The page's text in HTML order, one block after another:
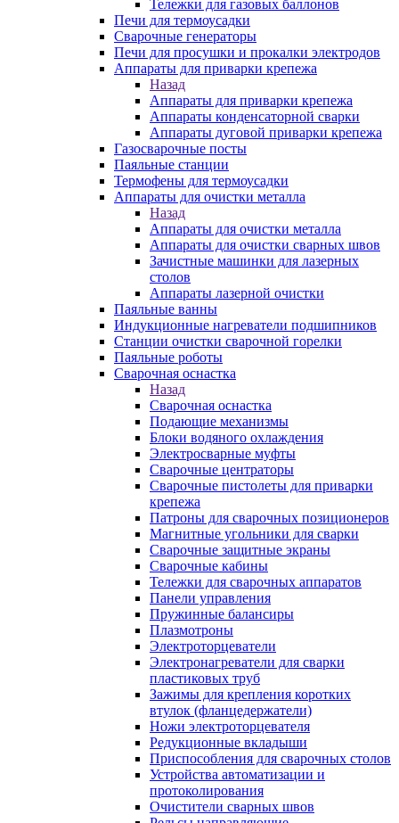
Тележки для газовых баллонов
Печи для термоусадки
Сварочные генераторы
Печи для просушки и прокалки электродов
Аппараты для приварки крепежа
Назад
Аппараты для приварки крепежа
Аппараты конденсаторной сварки
Аппараты дуговой приварки крепежа
Газосварочные посты
Паяльные станции
Термофены для термоусадки
Аппараты для очистки металла
Назад
Аппараты для очистки металла
Аппараты для очистки сварных швов
Зачистные машинки для лазерных
столов
Аппараты лазерной очистки
Паяльные ванны
Индукционные нагреватели подшипников
Станции очистки сварочной горелки
Паяльные роботы
Сварочная оснастка
Назад
Сварочная оснастка
Подающие механизмы
Блоки водяного охлаждения
Электросварные муфты
Сварочные центраторы
Сварочные пистолеты для приварки
крепежа
Патроны для сварочных позиционеров
Магнитные угольники для сварки
Сварочные защитные экраны
Сварочные кабины
Тележки для сварочных аппаратов
Панели управления
Пружинные балансиры
Плазмотроны
Электроторцеватели
Электронагреватели для сварки
пластиковых труб
Зажимы для крепления коротких
втулок (фланцедержатели)
Ножи электроторцевателя
Редукционные вкладыши
Приспособления для сварочных столов
Устройства автоматизации и
протоколирования
Очистители сварных швов